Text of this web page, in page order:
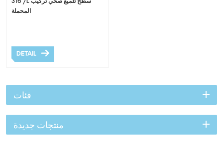
المحملة
DETAIL
فئات
منتجات جديدة